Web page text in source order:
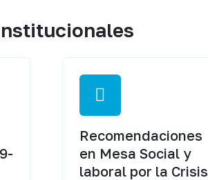
Recomendaciones
en Mesa Social y
laboral por la Crisis